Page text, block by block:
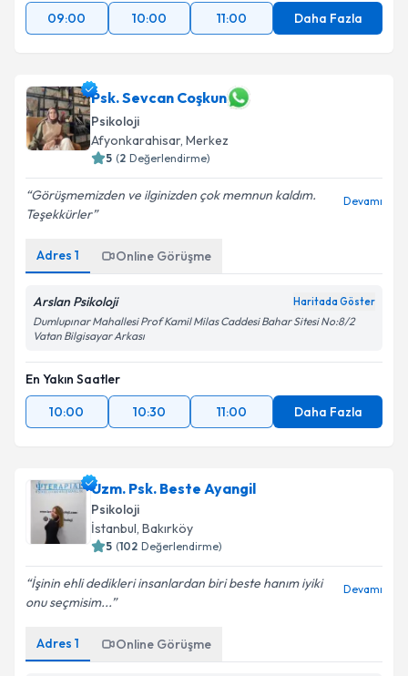
09:00
10:00 11:00 Daha Fazla
Psk. Sevcan Coşkun
Psikoloji
Afyonkarahisar, Merkez
5 (2 Değerlendirme)
Görüşmemizden ve ilginizden çok memnun kaldım.
Teşekkürler
Devamı
Adres 1 Online Görüşme
Arslan Psikoloji Haritada Göster
Dumlupınar Mahallesi Prof Kamil Milas Caddesi Bahar Sitesi No:8/2
Vatan Bilgisayar Arkası
En Yakın Saatler
10:00
10:30 11:00 Daha Fazla
Uzm. Psk. Beste Ayangil
Psikoloji
İstanbul, Bakırköy
5 (102 Değerlendirme)
İşinin ehli dedikleri insanlardan biri beste hanım iyiki
onu seçmisim...
Devamı
Adres 1 Online Görüşme